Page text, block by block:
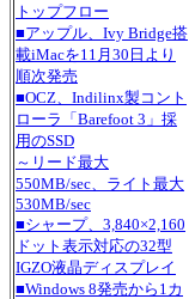
トップフロー
■アップル、Ivy Bridge搭
載iMacを11月30日より
順次発売
■OCZ、Indilinx製コント
ローラ「Barefoot 3」採
用のSSD
～リード最大
550MB/sec、ライト最大
530MB/sec
■シャープ、3,840×2,160
ドット表示対応の32型
IGZO液晶ディスプレイ
■Windows 8発売から1カ